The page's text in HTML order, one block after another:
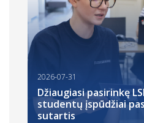
2026-07-31
Džiaugiasi pasirinkę
studentų įspūdžiai
sutartis